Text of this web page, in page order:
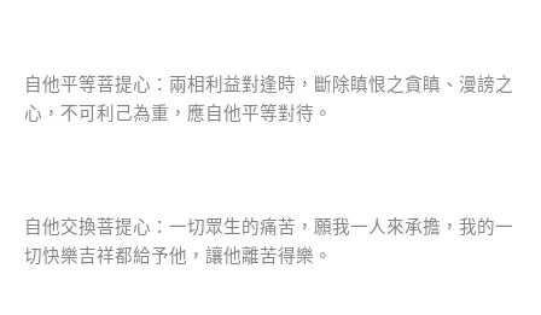
自他平等菩提心：兩相利益對逢時，斷除瞋恨之貪瞋、漫謗之
心，不可利己為重，應自他平等對待。
自他交換菩提心：一切眾生的痛苦，願我一人來承擔，我的一
切快樂吉祥都給予他，讓他離苦得樂。